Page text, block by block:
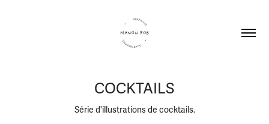
COCKTAILS
Série d'illustrations de cocktails.